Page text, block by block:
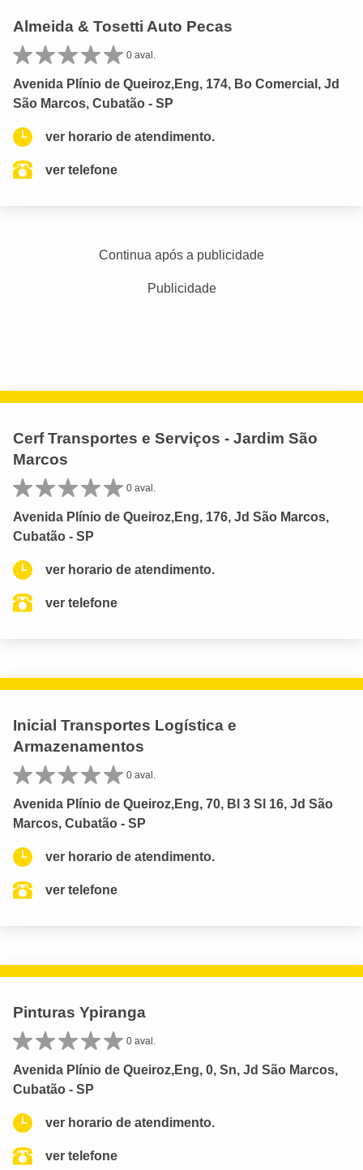
Almeida & Tosetti Auto Pecas
0 aval.
Avenida Plínio de Queiroz,Eng, 174, Bo Comercial, Jd
São Marcos, Cubatão - SP
ver horario de atendimento.
ver telefone
Continua após a publicidade
Publicidade
Cerf Transportes e Serviços - Jardim São
Marcos
0 aval.
Avenida Plínio de Queiroz,Eng, 176, Jd São Marcos,
Cubatão - SP
ver horario de atendimento.
ver telefone
Inicial Transportes Logística e
Armazenamentos
0 aval.
Avenida Plínio de Queiroz,Eng, 70, Bl 3 Sl 16, Jd São
Marcos, Cubatão - SP
ver horario de atendimento.
ver telefone
Pinturas Ypiranga
0 aval.
Avenida Plínio de Queiroz,Eng, 0, Sn, Jd São Marcos,
Cubatão - SP
ver horario de atendimento.
ver telefone